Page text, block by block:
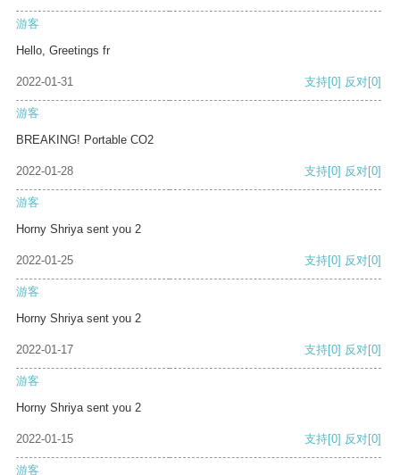
游客
Hello, Greetings fr
2022-01-31 支持[0] 反对[0]
游客
BREAKING! Portable CO2
2022-01-28 支持[0] 反对[0]
游客
Horny Shriya sent you 2
2022-01-25 支持[0] 反对[0]
游客
Horny Shriya sent you 2
2022-01-17 支持[0] 反对[0]
游客
Horny Shriya sent you 2
2022-01-15 支持[0] 反对[0]
游客